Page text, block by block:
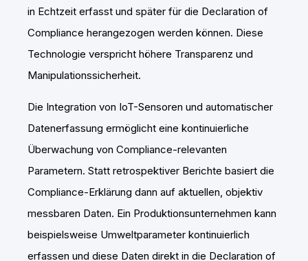
in Echtzeit erfasst und später für die Declaration of
Compliance herangezogen werden können. Diese
Technologie verspricht höhere Transparenz und
Manipulationssicherheit.
Die Integration von IoT-Sensoren und automatischer
Datenerfassung ermöglicht eine kontinuierliche
Überwachung von Compliance-relevanten
Parametern. Statt retrospektiver Berichte basiert die
Compliance-Erklärung dann auf aktuellen, objektiv
messbaren Daten. Ein Produktionsunternehmen kann
beispielsweise Umweltparameter kontinuierlich
erfassen und diese Daten direkt in die Declaration of